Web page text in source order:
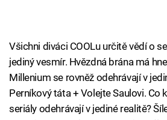
Všichni diváci COOLu určitě vědí o
jediný vesmír. Hvězdná brána má
Millenium se rovněž odehrávají v
Perníkový táta + Volejte Saulovi. Co
seriály odehrávají v jediné realitě?